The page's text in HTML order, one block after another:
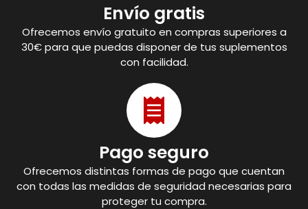
Envío gratis
Ofrecemos envío gratuito en compras superiores a
30€ para que puedas disponer de tus suplementos
con facilidad.
Pago seguro
Ofrecemos distintas formas de pago que cuentan
con todas las medidas de seguridad necesarias para
proteger tu compra.